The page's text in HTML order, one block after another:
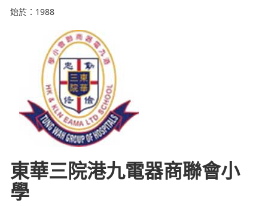
始於：1988
東華三院港九電器商聯會小
學